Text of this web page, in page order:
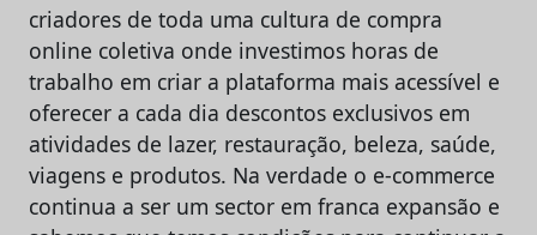
criadores de toda uma cultura de compra
online coletiva onde investimos horas de
trabalho em criar a plataforma mais acessível e
oferecer a cada dia descontos exclusivos em
atividades de lazer, restauração, beleza, saúde,
viagens e produtos. Na verdade o e-commerce
continua a ser um sector em franca expansão e